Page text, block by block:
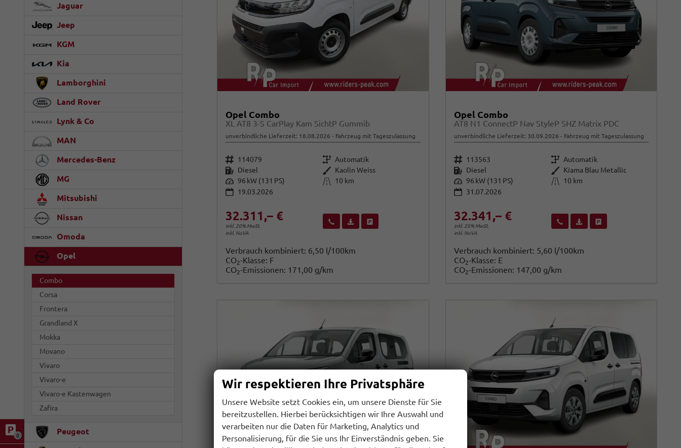
0
Opel Combo
XL AT8 3-S CarPlay Kam SichtP Gummib
unverbindliche Lieferzeit: 18.08.2026 Fahrzeug mit Tageszulassung
Fahrzeugnr. 114079 Getriebe Automatik
Kraftstoff Diesel Außenfarbe Kaolin Weiss
Leistung 96 kW (131 PS) Kilometerstand 10 km
19.03.2026
32.311,– €
inkl. 20% MwSt.
inkl. NoVA
Wir rufen Sie anFahrzeugexposé (PDF)
Verbrauch kombiniert: 6,50 l/100km
CO2-Klasse: F
CO2-Emissionen: 171,00 g/km
Opel Combo
AT8 N1 ConnectP Nav StyleP SHZ Matrix PDC
unverbindliche Lieferzeit: 30.09.2026 Fahrzeug mit Tageszulassung
Fahrzeugnr. 113563 Getriebe Automatik
Kraftstoff Diesel Außenfarbe Kiama Blau Metallic
Leistung 96 kW (131 PS) Kilometerstand
10 km
31.07.2026
32.341,– €
inkl. 20% MwSt.
inkl. NoVA
Wir rufen Sie anFahrzeugexposé (PDF)
Fahrzeug parken
Verbrauch kombiniert: 5,60 l/100km
CO2-Klasse: E
CO2-Emissionen: 147,00 g/km
Jaguar
Jeep
KGM
Kia
Lamborghini
Land Rover
Lynk & Co
MAN
Mercedes-Benz
MG
Mitsubishi
Nissan
Omoda
Opel
Combo
Corsa
Frontera
Grandland X
Mokka
Movano
Vivaro
Vivaro-e
Vivaro-e Kastenwagen
Zafira
Peugeot
Wir respektieren Ihre Privatsphäre
Unsere Website setzt Cookies ein, um unsere Dienste für Sie
bereitzustellen. Hierbei berücksichtigen wir Ihre Auswahl und
verarbeiten nur die Daten für Marketing, Analytics und
Personalisierung, für die Sie uns Ihr Einverständnis geben. Sie